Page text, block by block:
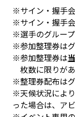
※サイン・握手
※サイン・握手
※選手のグルー
※参加整理券は
※参加整理券は
枚数に限りが
※整理券配布は
※天候状況によ
った場合は、ア